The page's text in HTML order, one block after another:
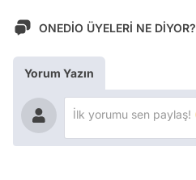
ONEDİO ÜYELERİ NE DİYOR?
Yorum Yazın